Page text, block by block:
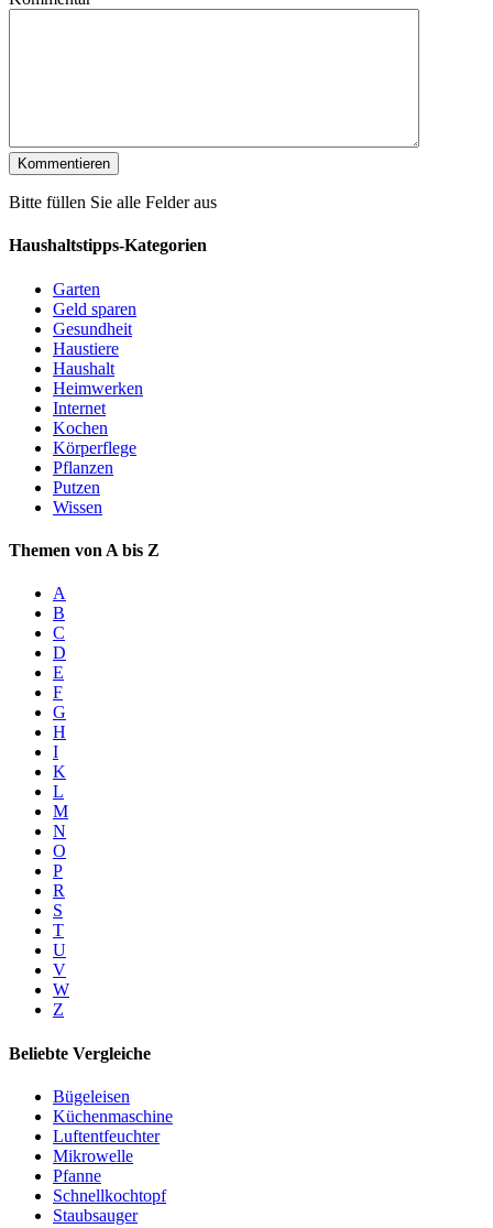
Bitte füllen Sie alle Felder aus
Haushaltstipps-Kategorien
Garten
Geld sparen
Gesundheit
Haustiere
Haushalt
Heimwerken
Internet
Kochen
Körperflege
Pflanzen
Putzen
Wissen
Themen von A bis Z
A
B
C
D
E
F
G
H
I
K
L
M
N
O
P
R
S
T
U
V
W
Z
Beliebte Vergleiche
Bügeleisen
Küchenmaschine
Luftentfeuchter
Mikrowelle
Pfanne
Schnellkochtopf
Staubsauger